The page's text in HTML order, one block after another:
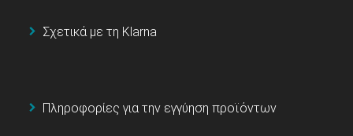
Σχετικά με τη Klarna
Πληροφορίες για την εγγύηση προϊόντων